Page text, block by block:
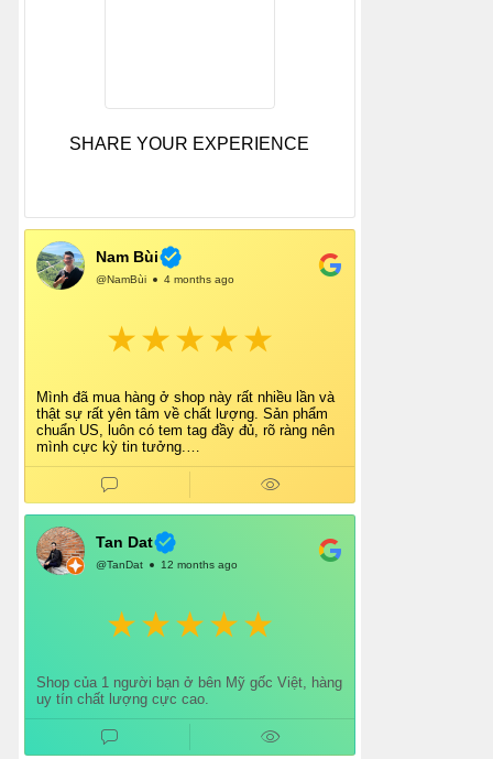
SHARE YOUR EXPERIENCE
Nam Bùi
@NamBùi 4 months ago
Mình đã mua hàng ở shop này rất nhiều lần và
thật sự rất yên tâm về chất lượng. Sản phẩm
chuẩn US, luôn có tem tag đầy đủ, rõ ràng nên
mình cực kỳ tin tưởng.
Shop tư vấn nhiệt tình, giao hàng nhanh, đóng
gói cẩn thận. Mỗi lần mua đều cảm thấy hài
Chắc chắn mình sẽ tiếp tục ủng hộ shop lâu dài
và giới thiệu thêm cho bạn bè 👍
Tan Dat
@TanDat 12 months ago
Shop của 1 người bạn ở bên Mỹ gốc Việt, hàng
uy tín chất lượng cực cao.